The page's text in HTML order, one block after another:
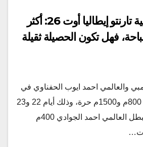
الألعاب المتوسطية تارنتو إيطاليا أوت 26: أكثر
من بطل في السباحة، فهل تكون الحصيلة ثقيلة
والعالمي احمد ايوب الحفناوي في
سباقات 200م 400م 800م و1500م حرة، وذلك أيام 22 و23
و25 اوت 2026 اما البطل العالمي احمد الجوادي 400م